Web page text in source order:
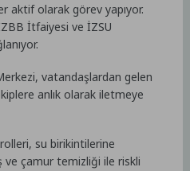
aktif olarak görev yapıyor.
İtfaiyesi ve İZSU
vatandaşlardan gelen
anlık olarak iletmeye
su birikintilerine
çamur temizliği ile riskli